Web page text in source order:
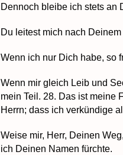
Dennoch bleibe ich stets an
Du leitest mich nach
Wenn ich nur Dich habe, so
Wenn mir gleich Leib und
mein Teil. 28. Das ist meine
Herrn; dass ich verkündige
Weise mir, Herr, Deinen
ich Deinen Namen fürchte.